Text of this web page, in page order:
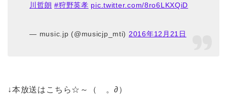
川哲朗 #狩野英孝 pic.twitter.com/8ro6LKXQiD
— music.jp (@musicjp_mti) 2016年12月21日
↓本放送はこちら☆～（ゝ。∂）